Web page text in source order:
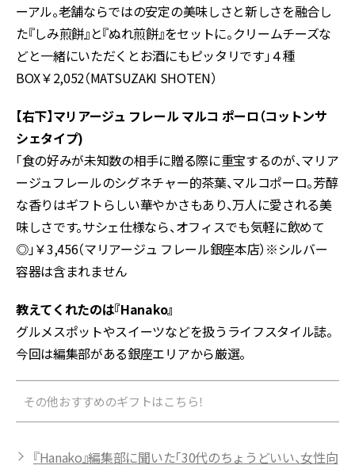
ーアル。老舗ならではの安定の美味しさと新しさを融合し
た『しみ煎餅』と『ぬれ煎餅』をセットに。クリームチーズな
どと一緒にいただくとお酒にもピッタリです」４種
BOX￥2,052（MATSUZAKI SHOTEN）
【右下】マリアージュ フレール マルコ ポーロ（コットンサ
シェタイプ)
「食の好みが未知数の相手に贈る際に重宝するのが、マリア
ージュフレールのシグネチャー的茶葉、マルコポーロ。芳醇
な香りはギフトらしい華やかさもあり、万人に愛される美
味しさです。サシェ仕様なら、オフィスでも気軽に飲めて
◎」￥3,456（マリアージュ フレール銀座本店）※シルバー
容器は含まれません
教えてくれたのは『Hanako』
グルメスポットやスイーツなどを扱うライフスタイル誌。
今回は編集部がある銀座エリアから厳選。
その他おすすめのギフトはこちら！
『Hanako』編集部に聞いた「30代のちょうどいい、女性向